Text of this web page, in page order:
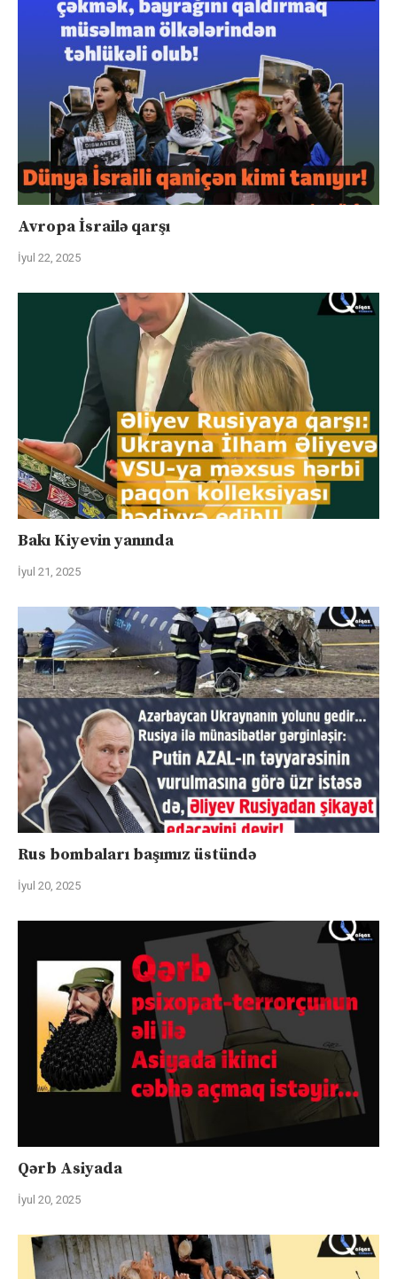
Avropa İsrailə qarşı
İyul 22, 2025
Bakı Kiyevin yanında
İyul 21, 2025
Rus bombaları başımız üstündə
İyul 20, 2025
Qərb Asiyada
İyul 20, 2025